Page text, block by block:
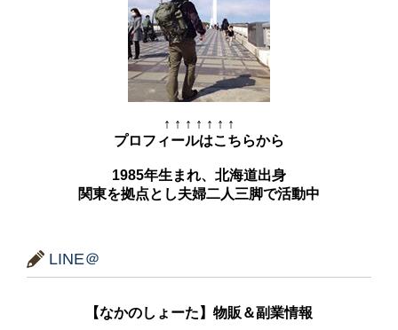
↑ ↑ ↑ ↑ ↑ ↑ ↑
プロフィールはこちらから
1985年生まれ、北海道出身
関東を拠点とし夫婦二人三脚で活動中
LINE＠
【なかのしょーた】物販＆副業情報